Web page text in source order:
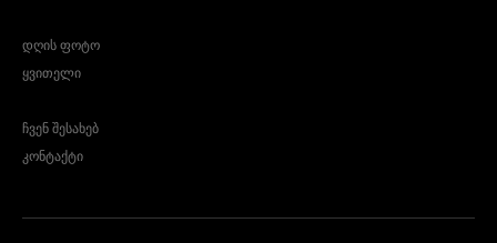
დღის ფოტო
ყვითელი
ჩვენ შესახებ
კონტაქტი